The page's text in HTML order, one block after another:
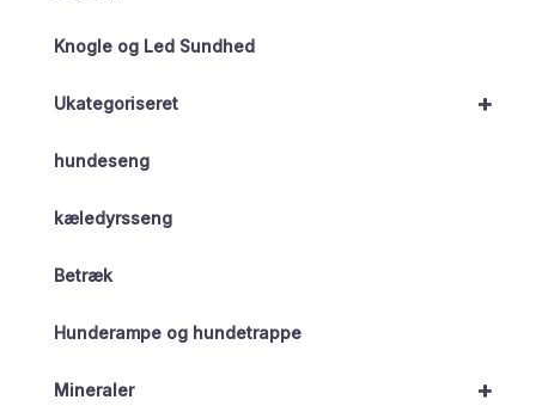
Knogle og Led Sundhed
+
Ukategoriseret
hundeseng
kæledyrsseng
Betræk
Hunderampe og hundetrappe
+
Mineraler